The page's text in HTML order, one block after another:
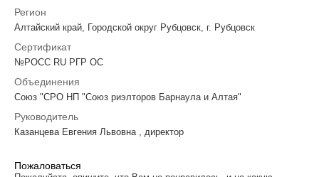
Регион
Алтайский край, Городской округ Рубцовск, г. Рубцовск
Сертификат
№РОСС RU РГР ОС
Объединения
Союз "СРО НП "Союз риэлторов Барнаула и Алтая"
Руководитель
Казанцева Евгения Львовна , директор
Пожаловаться